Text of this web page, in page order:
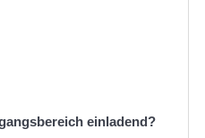
einladend?